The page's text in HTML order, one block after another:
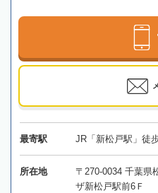
最寄駅 JR「新松戸駅」徒
所在地
〒270-0034 千葉県
ザ新松戸駅前6Ｆ